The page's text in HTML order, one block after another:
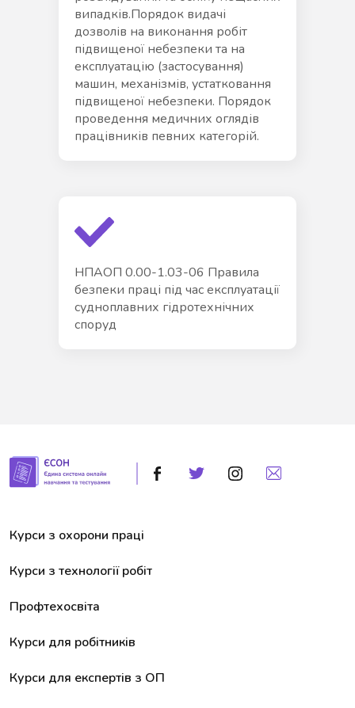
випадків.Порядок видачі
дозволів на виконання робіт
підвищеної небезпеки та на
експлуатацію (застосування)
машин, механізмів, устатковання
підвищеної небезпеки. Порядок
проведення медичних оглядів
працівників певних категорій.
НПАОП 0.00-1.03-06 Правила
безпеки праці під час експлуатації
судноплавних гідротехнічних
споруд
Курси з охорони праці
Курси з технології робіт
Профтехосвіта
Курси для робітників
Курси для експертів з ОП